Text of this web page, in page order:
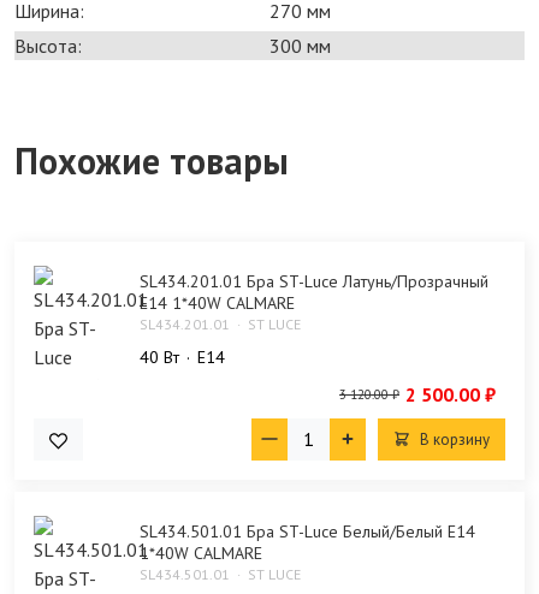
Ширина:
270 мм
Высота:
300 мм
Похожие товары
SL434.201.01 Бра ST-Luce Латунь/Прозрачный
E14 1*40W CALMARE
SL434.201.01 ST LUCE
40 Bт E14
3 120.00 ₽ 2 500.00 ₽
В корзину
SL434.501.01 Бра ST-Luce Белый/Белый E14
1*40W CALMARE
SL434.501.01 ST LUCE